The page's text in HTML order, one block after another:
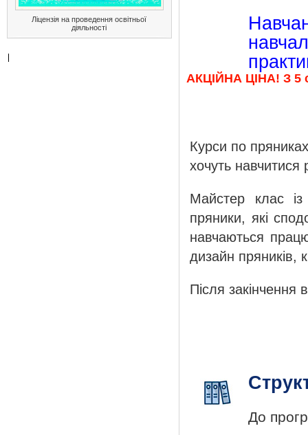
Ліцензія на проведення освітньої
діяльності
АКЦІЙНА ЦІНА! З 5
Курси по
хочуть навчитися
Майстер клас із
пряники, які
навчаються
дизайн пряників,
Після закінчення
До